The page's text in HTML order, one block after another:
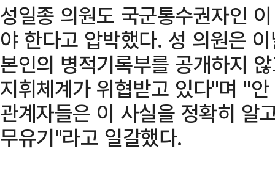
성일종 의원도 국군통수권자인
야 한다고 압박했다. 성 의원은
본인의 병적기록부를 공개하지
지휘체계가 위협받고 있다"며 "
관계자들은 이 사실을 정확히 알
무유기"라고 일갈했다.